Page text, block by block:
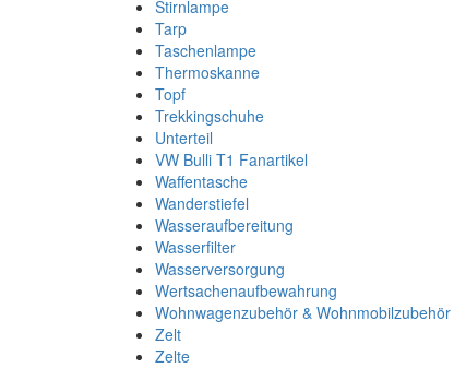
Stirnlampe
Tarp
Taschenlampe
Thermoskanne
Topf
Trekkingschuhe
Unterteil
VW Bulli T1 Fanartikel
Waffentasche
Wanderstiefel
Wasseraufbereitung
Wasserfilter
Wasserversorgung
Wertsachenaufbewahrung
Wohnwagenzubehör & Wohnmobilzubehör
Zelt
Zelte